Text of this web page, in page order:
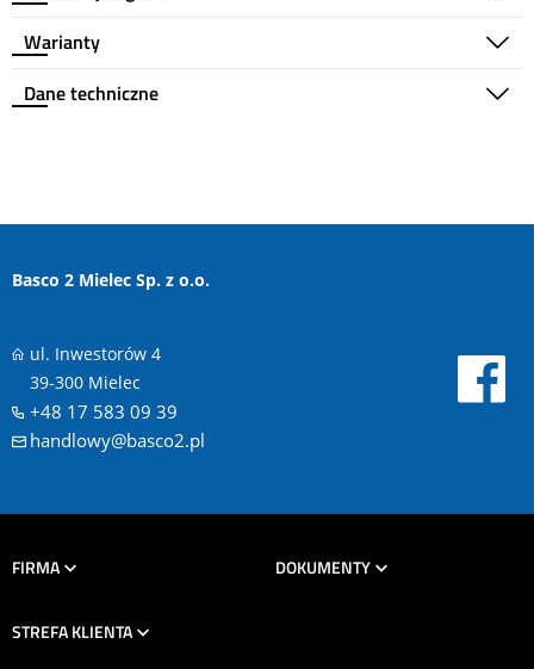
Warianty
Dane techniczne
Basco 2 Mielec Sp. z o.o.
ul. Inwestorów 4
39-300 Mielec
+48 17 583 09 39
handlowy@basco2.pl
FIRMA
STREFA KLIENTA
DOKUMENTY